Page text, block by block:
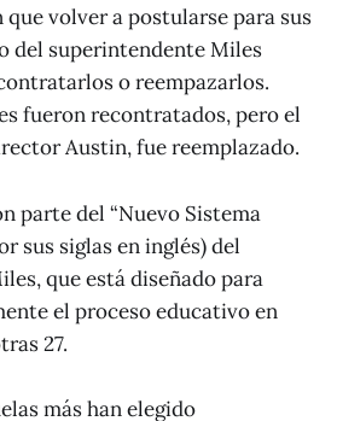
volver a postularse para sus
del superintendente Miles
o reempazarlos.
fueron recontratados, pero el
Austin, fue reemplazado.
parte del “Nuevo Sistema
sus siglas en inglés) del
que está diseñado para
el proceso educativo en
27.
más han elegido